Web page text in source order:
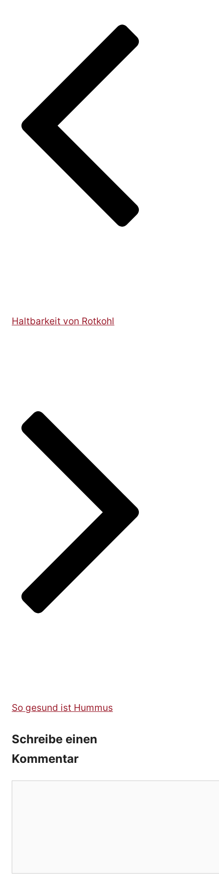
Haltbarkeit von Rotkohl
So gesund ist Hummus
Schreibe einen
Kommentar